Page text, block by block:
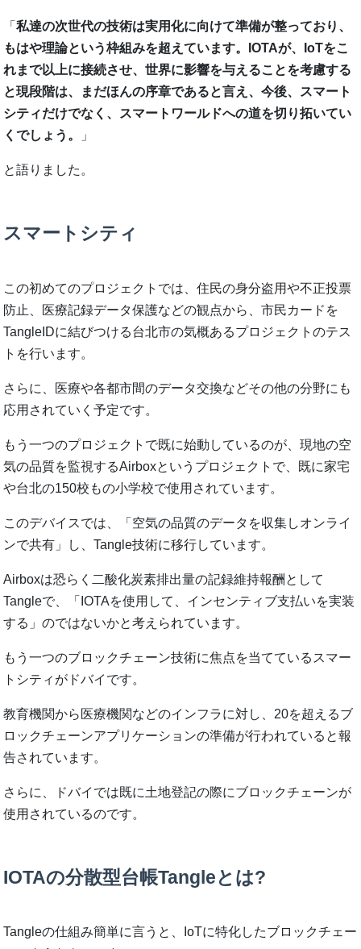
「私達の次世代の技術は実用化に向けて準備が整っており、
もはや理論という枠組みを超えています。IOTAが、IoTをこ
れまで以上に接続させ、世界に影響を与えることを考慮する
と現段階は、まだほんの序章であると言え、今後、スマート
シティだけでなく、スマートワールドへの道を切り拓いてい
くでしょう。
」
と語りました。
スマートシティ
この初めてのプロジェクトでは、住民の身分盗用や不正投票
防止、医療記録データ保護などの観点から、市民カードを
TangleIDに結びつける台北市の気概あるプロジェクトのテス
トを行います。
さらに、医療や各都市間のデータ交換などその他の分野にも
応用されていく予定です。
もう一つのプロジェクトで既に始動しているのが、現地の空
気の品質を監視するAirboxというプロジェクトで、既に家宅
や台北の150校もの小学校で使用されています。
このデバイスでは、「空気の品質のデータを収集しオンライ
ンで共有」し、Tangle技術に移行しています。
Airboxは恐らく二酸化炭素排出量の記録維持報酬として
Tangleで、「IOTAを使用して、インセンティブ支払いを実装
する」のではないかと考えられています。
もう一つのブロックチェーン技術に焦点を当てているスマー
トシティがドバイです。
教育機関から医療機関などのインフラに対し、20を超えるブ
ロックチェーンアプリケーションの準備が行われていると報
告されています。
さらに、ドバイでは既に土地登記の際にブロックチェーンが
使用されているのです。
IOTAの分散型台帳Tangleとは?
Tangleの仕組み簡単に言うと、IoTに特化したブロックチェー